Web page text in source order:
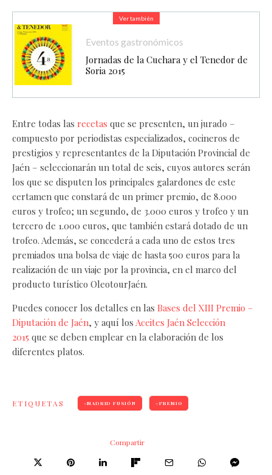
Ver también
Eventos gastronómicos
Jornadas de la Cuchara y el Tenedor de
Soria 2015
Entre todas las recetas que se presenten, un jurado –
compuesto por periodistas especializados, cocineros de
prestigios y representantes de la Diputación Provincial de
Jaén – seleccionarán un total de seis, cuyos autores serán
los que se disputen los principales galardones de este
certamen que constará de un primer premio, de 8.000
euros y trofeo; un segundo, de 3.000 euros y trofeo y un
tercero de 1.000 euros, que también estará dotado de un
trofeo. Además, se concederá a cada uno de estos tres
premiados una bolsa de viaje de hasta 500 euros para la
realización de un viaje por la provincia, en el marco del
producto turístico OleotourJaén.
Puedes conocer los detalles en las Bases del XIII Premio –
Diputación de Jaén, y aquí los Aceites Jaén Selección
2015 que se deben emplear en la elaboración de los
diferentes platos.
ETIQUETAS MADRID FUSIÓN PREMIO
Compartir